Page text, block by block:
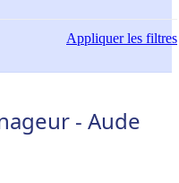
Appliquerles filtres
- Aude